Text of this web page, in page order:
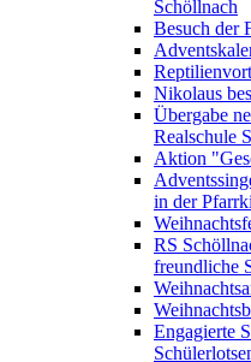
Schöllnach
Besuch der
Nikolaus
Übergabe
Realschule
Aktion
in der
RS
freundliche
Engagierte